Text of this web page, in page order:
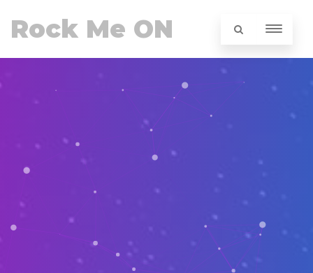
Rock Me ON